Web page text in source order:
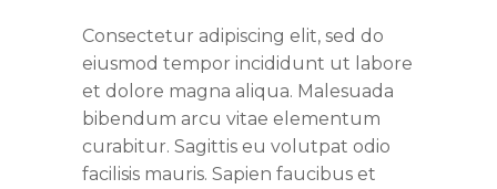
Consectetur adipiscing elit, sed do
eiusmod tempor incididunt ut labore
et dolore magna aliqua. Malesuada
bibendum arcu vitae elementum
curabitur. Sagittis eu volutpat odio
facilisis mauris. Sapien faucibus et